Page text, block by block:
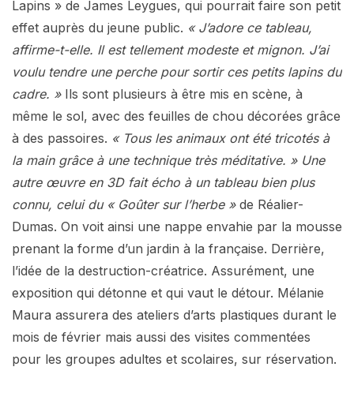
Lapins » de James Leygues, qui pourrait faire son petit
effet auprès du jeune public. « J’adore ce tableau,
affirme-t-elle. Il est tellement modeste et mignon. J’ai
voulu tendre une perche pour sortir ces petits lapins du
cadre. »Ils sont plusieurs à être mis en scène, à
même le sol, avec des feuilles de chou décorées grâce
à des passoires. « Tous les animaux ont été tricotés à
la main grâce à une technique très méditative. » Une
autre œuvre en 3D fait écho à un tableau bien plus
connu, celui du « Goûter sur l’herbe »de Réalier-
Dumas. On voit ainsi une nappe envahie par la mousse
prenant la forme d’un jardin à la française. Derrière,
l’idée de la destruction-créatrice. Assurément, une
exposition qui détonne et qui vaut le détour. Mélanie
Maura assurera des ateliers d’arts plastiques durant le
mois de février mais aussi des visites commentées
pour les groupes adultes et scolaires, sur réservation.